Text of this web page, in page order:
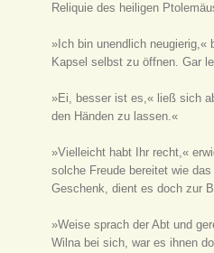
Reliquie des heiligen
»Ich bin unendlich
Kapsel selbst zu öffnen. Gar
»Ei, besser ist es,« ließ sich
den Händen zu lassen.«
»Vielleicht habt Ihr recht,«
solche Freude bereitet wie
Geschenk, dient es doch zur
»Weise sprach der Abt und
Wilna bei sich, war es ihnen